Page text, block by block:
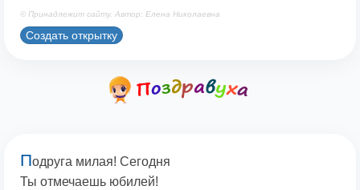
© Принадлежит сайту. Автор: Елена Николаевна
Создать открытку
Подруга милая! Сегодня
Ты отмечаешь юбилей!